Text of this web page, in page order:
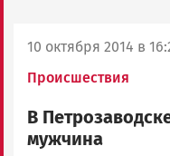
10 октября 2014 в
Происшествия
В
мужчина